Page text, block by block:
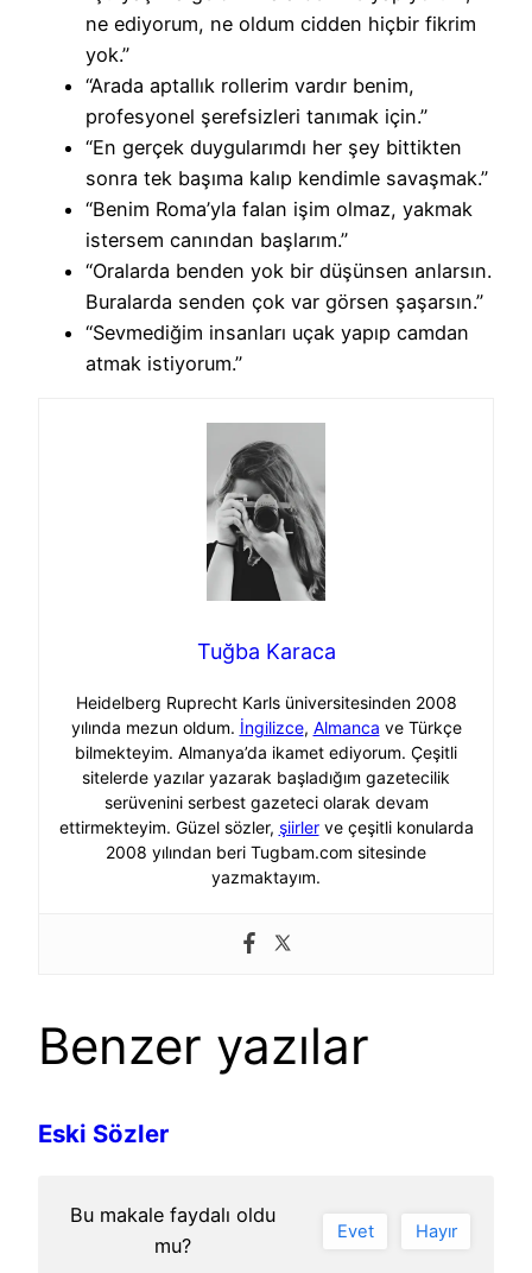
ne ediyorum, ne oldum cidden hiçbir fikrim
yok.”
“Arada aptallık rollerim vardır benim,
profesyonel şerefsizleri tanımak için.”
“En gerçek duygularımdı her şey bittikten
sonra tek başıma kalıp kendimle savaşmak.”
“Benim Roma’yla falan işim olmaz, yakmak
istersem canından başlarım.”
“Oralarda benden yok bir düşünsen anlarsın.
Buralarda senden çok var görsen şaşarsın.”
“Sevmediğim insanları uçak yapıp camdan
atmak istiyorum.”
Tuğba Karaca
Heidelberg Ruprecht Karls üniversitesinden 2008
yılında mezun oldum. İngilizce, Almanca ve Türkçe
bilmekteyim. Almanya’da ikamet ediyorum. Çeşitli
sitelerde yazılar yazarak başladığım gazetecilik
serüvenini serbest gazeteci olarak devam
ettirmekteyim. Güzel sözler, şiirlerve çeşitli konularda
2008 yılından beri Tugbam.com sitesinde
yazmaktayım.
Benzer yazılar
Eski Sözler
Bu makale faydalı oldu
mu?
Evet Hayır